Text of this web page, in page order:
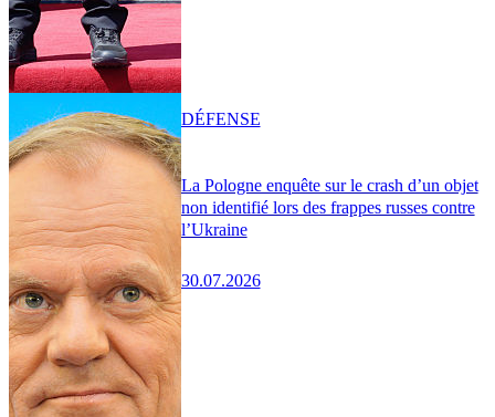
La Pologne enquête sur le crash d’un objet
non identifié lors des frappes russes contre
l’Ukraine
30.07.2026
DÉFENSE